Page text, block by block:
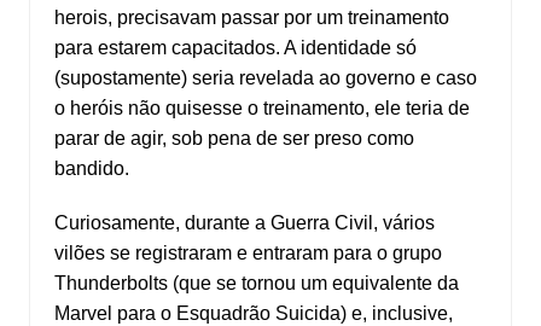
herois, precisavam passar por um treinamento
para estarem capacitados. A identidade só
(supostamente) seria revelada ao governo e caso
o heróis não quisesse o treinamento, ele teria de
parar de agir, sob pena de ser preso como
bandido.
Curiosamente, durante a Guerra Civil, vários
vilões se registraram e entraram para o grupo
Thunderbolts (que se tornou um equivalente da
Marvel para o Esquadrão Suicida) e, inclusive,